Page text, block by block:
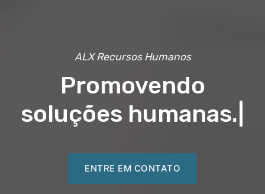
ALX Recursos Humanos
Promovendo
soluções humanas.
ENTRE EM CONTATO